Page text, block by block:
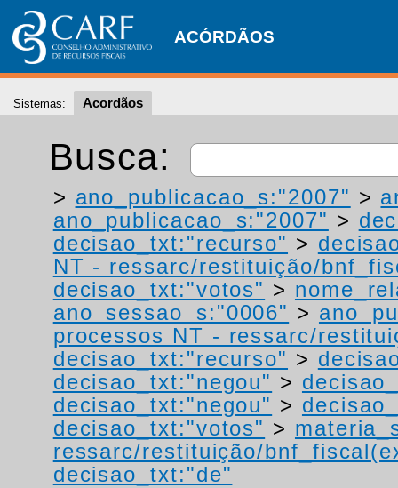
ACÓRDÃOS
Sistemas: Acordãos
Busca:
> ano_publicacao_s:"2007" >
ano_publicacao_s:"2007" >
decisao_txt:"recurso" >
NT - ressarc/restituição/
decisao_txt:"votos" >
ano_sessao_s:"0006" >
processos NT - ressarc/
decisao_txt:"recurso" >
decisao_txt:"negou" >
decisao_txt:"negou" >
decisao_txt:"votos" >
ressarc/restituição/
decisao_txt:"de"